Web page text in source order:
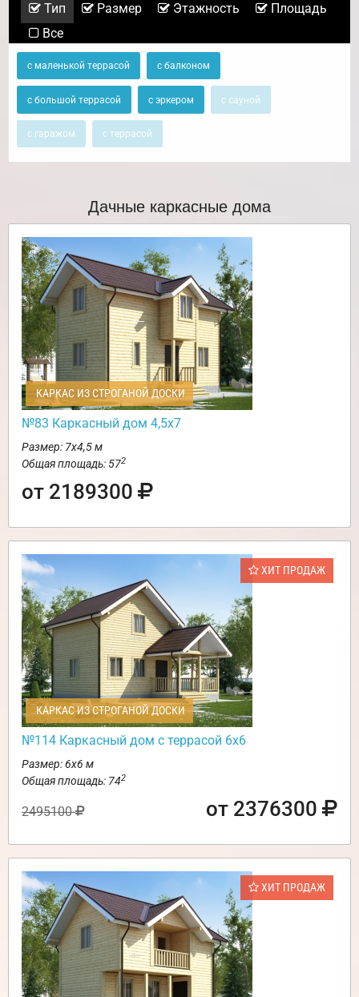
Тип Размер Этажность
Площадь
Все
с маленькой террасой с балконом
с большой террасой с эркером с сауной
с гаражом с террасой
Дачные каркасные дома
КАРКАС ИЗ СТРОГАНОЙ ДОСКИ
№83 Каркасный дом 4,5х7
Размер: 7х4,5 м
Общая площадь: 572
от 2189300
ХИТ ПРОДАЖ
КАРКАС ИЗ СТРОГАНОЙ ДОСКИ
№114 Каркасный дом с террасой 6х6
Размер: 6х6 м
Общая площадь: 742
2495100 от 2376300
ХИТ ПРОДАЖ